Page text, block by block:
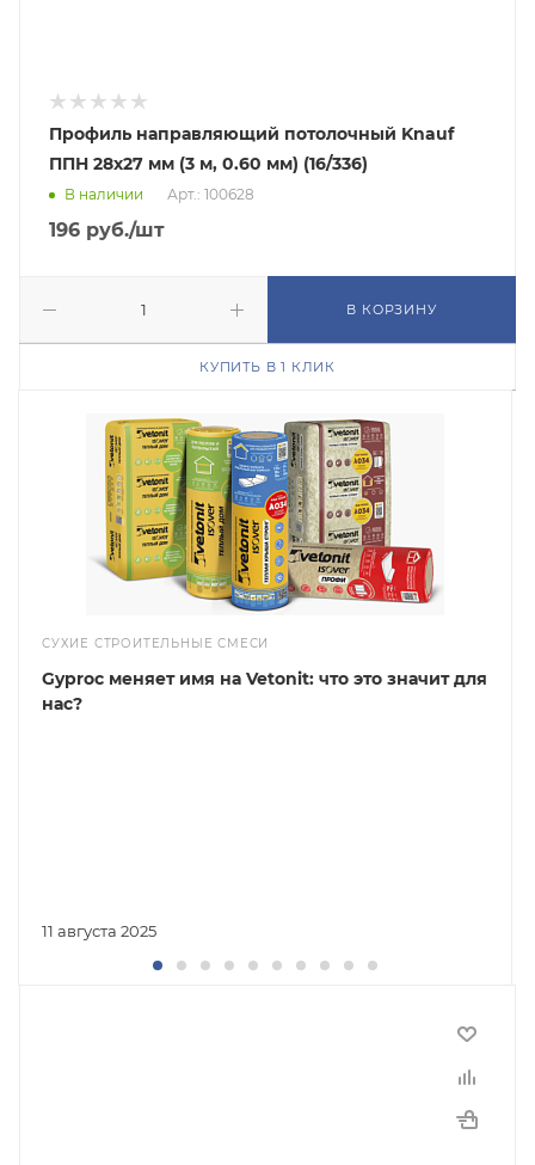
Профиль направляющий потолочный Knauf
ППН 28х27 мм (3 м, 0.60 мм) (16/336)
В наличии Арт.: 100628
196 руб./шт
В КОРЗИНУ
КУПИТЬ В 1 КЛИК
СУХИЕ СТРОИТЕЛЬНЫЕ СМЕСИ
11 августа 2025
Gyproc меняет имя на Vetonit: что это значит для
нас?